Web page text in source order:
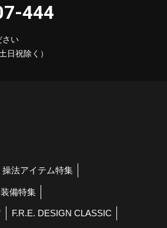
444
さい
日祝除く）
操法アイテム特集
備特集
F.R.E. DESIGN CLASSIC